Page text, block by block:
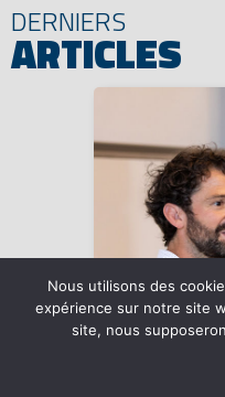
DERNIERS
ARTICLES
Nous utilisons des
expérience sur notre site
site, nous